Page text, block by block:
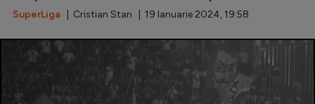
SuperLiga | Cristian Stan | 19 Ianuarie 2024, 19:58